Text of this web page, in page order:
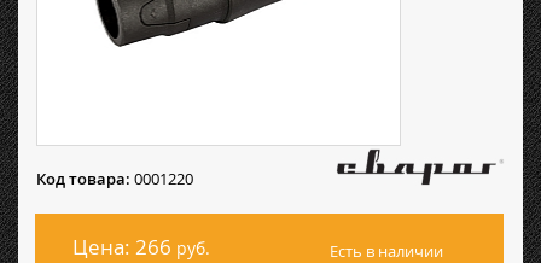
Код товара: 0001220
Цена: 266 руб. Есть в наличии